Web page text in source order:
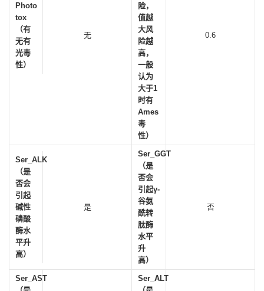
Photo
tox
（有
无有
光毒
性）
无
险，
值越
大风
险越
高，
一般
认为
大于1
时有
Ames
毒
性）
0.6
Ser_ALK
（是
否会
引起
碱性
磷酸
酶水
平升
高）
是
Ser_GGT
（是
否会
引起γ-
谷氨
酰转
肽酶
水平
升
高）
否
Ser_AST
Ser_ALT